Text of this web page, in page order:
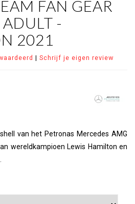
FAN GEAR
-
2021
| Schrijf je eigen review
van het Petronas Mercedes AMG
wereldkampioen Lewis Hamilton en